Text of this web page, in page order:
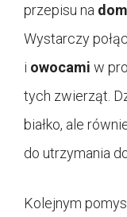
przepisu na
Wystarczy
i owocami w
tych zwierząt.
białko, ale
do utrzymania
Kolejnym